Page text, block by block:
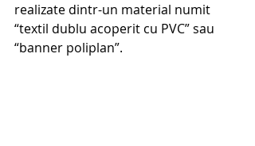
realizate dintr-un material numit
“textil dublu acoperit cu PVC” sau
“banner poliplan”.